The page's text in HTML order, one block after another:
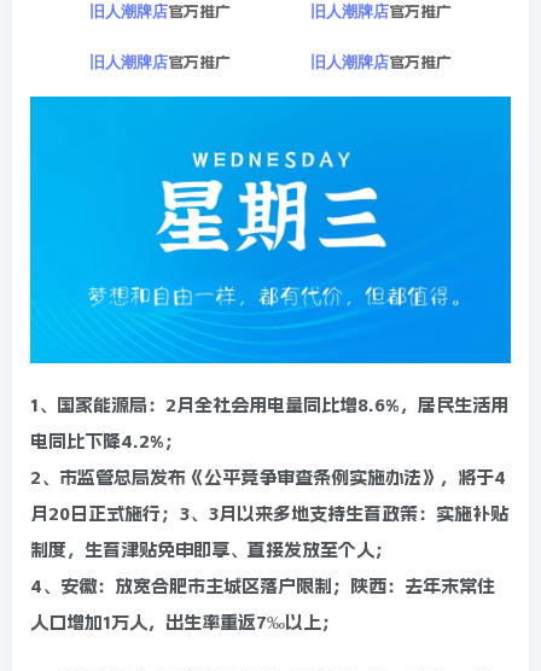
旧人潮牌店官方推广 旧人潮牌店官方推广
旧人潮牌店官方推广 旧人潮牌店官方推广
1、国家能源局：2月全社会用电量同比增8.6%，居民生活用
电同比下降4.2%；
2、市监管总局发布《公平竞争审查条例实施办法》，将于4
月20日正式施行；3、3月以来多地支持生育政策：实施补贴
制度，生育津贴免申即享、直接发放至个人；
4、安徽：放宽合肥市主城区落户限制；陕西：去年末常住
人口增加1万人，出生率重返7‰以上；